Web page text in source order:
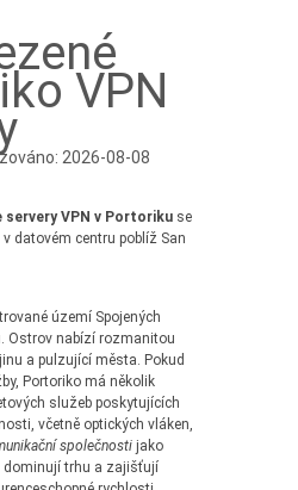
VPN
2026-08-08
servery VPN v Portoriku se
datovém centru poblíž San
území Spojených
Ostrov nabízí rozmanitou
a pulzující města. Pokud
Portoriko má několik
služeb poskytujících
včetně optických vláken,
společnosti jako
dominují trhu a zajišťují